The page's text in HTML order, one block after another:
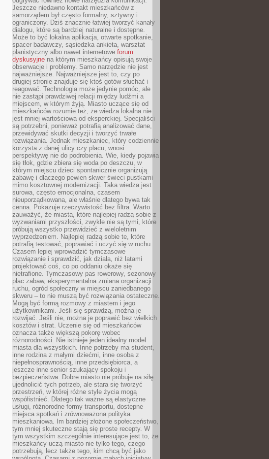
Jeszcze niedawno kontakt mieszkańców z
samorządem był często formalny, sztywny i
ograniczony. Dziś znacznie łatwiej tworzyć kanały
dialogu, które są bardziej naturalne i dostępne.
Może to być lokalna aplikacja, otwarte spotkanie,
spacer badawczy, sąsiedzka ankieta, warsztat
planistyczny albo nawet internetowe forum
dyskusyjne na którym mieszkańcy opisują swoje
obserwacje i problemy. Samo narzędzie nie jest
najważniejsze. Najważniejsze jest to, czy po
drugiej stronie znajduje się ktoś gotów słuchać i
reagować. Technologia może jedynie pomóc, ale
nie zastąpi prawdziwej relacji między ludźmi a
miejscem, w którym żyją. Miasto uczące się od
mieszkańców rozumie też, że wiedza lokalna nie
jest mniej wartościowa od eksperckiej. Specjaliści
są potrzebni, ponieważ potrafią analizować dane,
przewidywać skutki decyzji i tworzyć trwałe
rozwiązania. Jednak mieszkaniec, który codziennie
korzysta z danej ulicy czy placu, wnosi
perspektywę nie do podrobienia. Wie, kiedy pojawia
się tłok, gdzie zbiera się woda po deszczu, w
którym miejscu dzieci spontanicznie organizują
zabawę i dlaczego pewien skwer świeci pustkami
mimo kosztownej modernizacji. Taka wiedza jest
surowa, często emocjonalna, czasem
nieuporządkowana, ale właśnie dlatego bywa tak
cenna. Pokazuje rzeczywistość bez filtra. Warto
zauważyć, że miasta, które najlepiej radzą sobie z
wyzwaniami przyszłości, zwykle nie są tymi, które
próbują wszystko przewidzieć z wieloletnim
wyprzedzeniem. Najlepiej radzą sobie te, które
potrafią testować, poprawiać i uczyć się w ruchu.
Czasem lepiej wprowadzić tymczasowe
rozwiązanie i sprawdzić, jak działa, niż latami
projektować coś, co po oddaniu okaże się
nietrafione. Tymczasowy pas rowerowy, sezonowy
plac zabaw, eksperymentalna zmiana organizacji
ruchu, ogród społeczny w miejscu zaniedbanego
skweru – to nie muszą być rozwiązania ostateczne.
Mogą być formą rozmowy z miastem i jego
użytkownikami. Jeśli się sprawdzą, można je
rozwijać. Jeśli nie, można je poprawić bez wielkich
kosztów i strat. Uczenie się od mieszkańców
oznacza także większą pokorę wobec
różnorodności. Nie istnieje jeden idealny model
miasta dla wszystkich. Inne potrzeby ma student,
inne rodzina z małymi dziećmi, inne osoba z
niepełnosprawnością, inne przedsiębiorca, a
jeszcze inne senior szukający spokoju i
bezpieczeństwa. Dobre miasto nie próbuje na siłę
ujednolicić tych potrzeb, ale stara się tworzyć
przestrzeń, w której różne style życia mogą
współistnieć. Dlatego tak ważne są elastyczne
usługi, różnorodne formy transportu, dostępne
miejsca spotkań i zrównoważona polityka
mieszkaniowa. Im bardziej złożone społeczeństwo,
tym mniej skuteczne stają się proste recepty. W
tym wszystkim szczególnie interesujące jest to, że
mieszkańcy uczą miasto nie tylko tego, czego
potrzebują, lecz także tego, kim chcą być jako